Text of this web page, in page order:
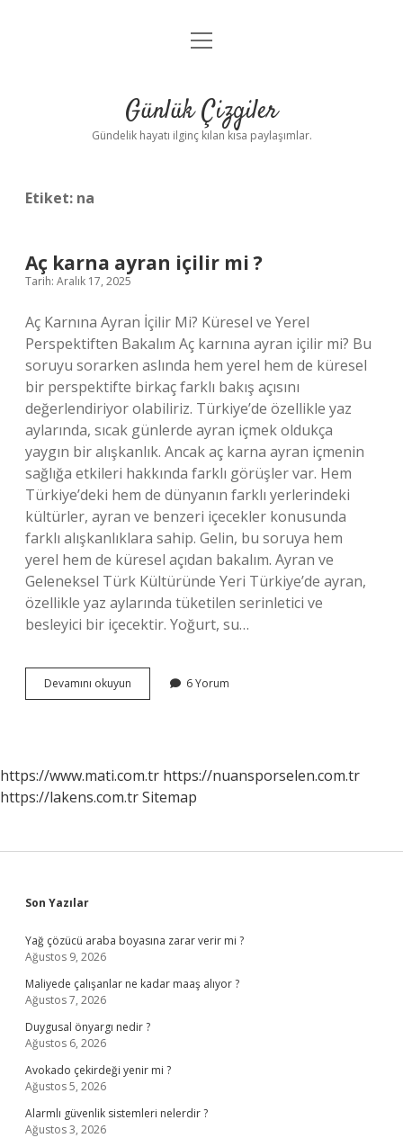
Anasayfa
Yasal Uyarı
menüyü
Günlük Çizgiler
Gündelik hayatı ilginç kılan kısa paylaşımlar.
Etiket: na
Aç karna ayran içilir mi ?
Tarih: Aralık 17, 2025
Aç Karnına Ayran İçilir Mi? Küresel ve Yerel
Perspektiften Bakalım Aç karnına ayran içilir mi? Bu
soruyu sorarken aslında hem yerel hem de küresel
bir perspektifte birkaç farklı bakış açısını
değerlendiriyor olabiliriz. Türkiye’de özellikle yaz
aylarında, sıcak günlerde ayran içmek oldukça
yaygın bir alışkanlık. Ancak aç karna ayran içmenin
sağlığa etkileri hakkında farklı görüşler var. Hem
Türkiye’deki hem de dünyanın farklı yerlerindeki
kültürler, ayran ve benzeri içecekler konusunda
farklı alışkanlıklara sahip. Gelin, bu soruya hem
yerel hem de küresel açıdan bakalım. Ayran ve
Geleneksel Türk Kültüründe Yeri Türkiye’de ayran,
özellikle yaz aylarında tüketilen serinletici ve
besleyici bir içecektir. Yoğurt, su…
Devamını okuyun
karna
6 Yorum
https://www.mati.com.tr https://nuansporselen.com.tr
https://lakens.com.trSitemap
Sidebar
Son Yazılar
Yağ çözücü araba boyasına zarar verir mi ?
Ağustos 9, 2026
Maliyede çalışanlar ne kadar maaş alıyor ?
Ağustos 7, 2026
Duygusal önyargı nedir ?
Ağustos 6, 2026
Avokado çekirdeği yenir mi ?
Ağustos 5, 2026
Alarmlı güvenlik sistemleri nelerdir ?
Ağustos 3, 2026